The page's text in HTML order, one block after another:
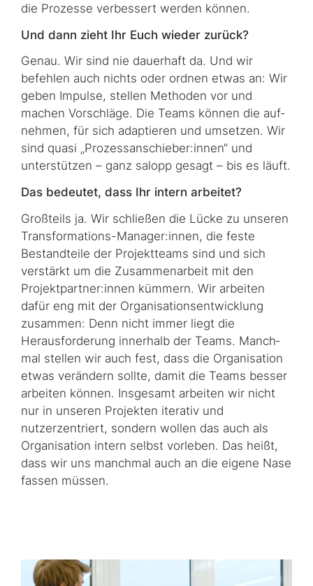
die Prozesse verbessert werden können.
Und dann zieht Ihr Euch wieder zurück?
Genau. Wir sind nie dauerhaft da. Und wir
befehlen auch nichts oder ordnen etwas an: Wir
geben Impulse, stellen Methoden vor und
machen Vorschläge. Die Teams können die auf­
neh­men, für sich adaptieren und umsetzen. Wir
sind quasi „Prozessanschieber:innen“ und
unterstützen – ganz salopp gesagt – bis es läuft.
Das bedeutet, dass Ihr intern arbeitet?
Großteils ja. Wir schließen die Lücke zu unseren
Transformations-Manager:innen, die feste
Bestandteile der Pro­jekt­teams sind und sich
verstärkt um die Zusammenarbeit mit den
Projektpartner:innen kümmern. Wir arbeiten
dafür eng mit der Or­ga­ni­sa­tions­ent­wick­lung
zusammen: Denn nicht immer liegt die
Herausforderung innerhalb der Teams. Manch­
mal stellen wir auch fest, dass die Organisation
etwas verändern sollte, damit die Teams besser
arbeiten können. Insgesamt arbeiten wir nicht
nur in unseren Projekten iterativ und
nutzerzentriert, sondern wollen das auch als
Organisation intern selbst vorleben. Das heißt,
dass wir uns manchmal auch an die eigene Nase
fassen müssen.